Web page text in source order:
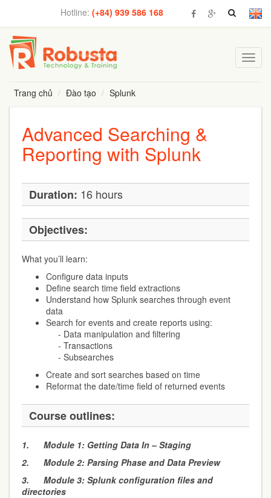
Hotline: (+84) 939 586 168
Trang chủ
Đào tạo Splunk
Advanced Searching &
Reporting with Splunk
Duration: 16 hours
Objectives:
What you’ll learn:
Configure data inputs
Define search time field extractions
Understand how Splunk searches through event
data
Search for events and create reports using:
- Data manipulation and filtering
- Transactions
- Subsearches
Create and sort searches based on time
Reformat the date/time field of returned events
Course outlines:
1. Module 1: Getting Data In – Staging
2. Module 2: Parsing Phase and Data Preview
3. Module 3: Splunk configuration files and
directories